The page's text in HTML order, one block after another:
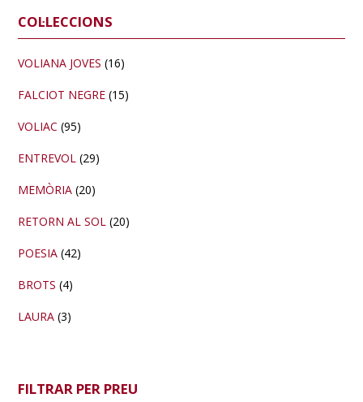
Barra
lateral
primària
COL·LECCIONS
VOLIANA JOVES (16)
FALCIOT NEGRE (15)
VOLIAC (95)
ENTREVOL (29)
MEMÒRIA (20)
RETORN AL SOL (20)
POESIA (42)
BROTS (4)
LAURA (3)
FILTRAR PER PREU